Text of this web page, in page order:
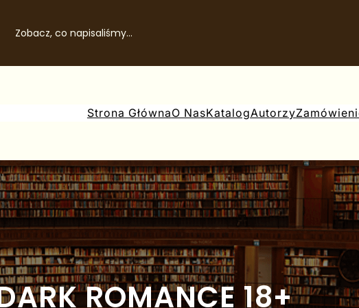
Zobacz, co napisaliśmy…
Strona GłównaO NasKatalogAutorzy
ROMANCE 18+